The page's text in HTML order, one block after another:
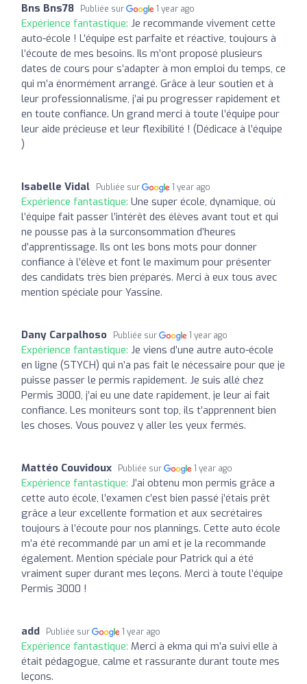
Bns Bns78 Publiée sur 1 year ago
Expérience fantastique: Je recommande vivement cette
auto-école ! L’équipe est parfaite et réactive, toujours à
l’écoute de mes besoins. Ils m’ont proposé plusieurs
dates de cours pour s’adapter à mon emploi du temps, ce
qui m’a énormément arrangé. Grâce à leur soutien et à
leur professionnalisme, j’ai pu progresser rapidement et
en toute confiance. Un grand merci à toute l’équipe pour
leur aide précieuse et leur flexibilité ! (Dédicace à l’équipe
)
Isabelle Vidal Publiée sur 1 year ago
Expérience fantastique: Une super école, dynamique, où
l’équipe fait passer l’intérêt des élèves avant tout et qui
ne pousse pas à la surconsommation d’heures
d’apprentissage. Ils ont les bons mots pour donner
confiance à l’élève et font le maximum pour présenter
des candidats très bien préparés. Merci à eux tous avec
mention spéciale pour Yassine.
Dany Carpalhoso Publiée sur 1 year ago
Expérience fantastique: Je viens d’une autre auto-école
en ligne (STYCH) qui n’a pas fait le nécessaire pour que je
puisse passer le permis rapidement. Je suis allé chez
Permis 3000, j’ai eu une date rapidement, je leur ai fait
confiance. Les moniteurs sont top, ils t’apprennent bien
les choses. Vous pouvez y aller les yeux fermés.
Mattéo Couvidoux Publiée sur 1 year ago
Expérience fantastique: J’ai obtenu mon permis grâce a
cette auto école, l’examen c’est bien passé j’étais prêt
grâce a leur excellente formation et aux secrétaires
toujours à l’écoute pour nos plannings. Cette auto école
m’a été recommandé par un ami et je la recommande
également. Mention spéciale pour Patrick qui a été
vraiment super durant mes leçons. Merci à toute l’équipe
Permis 3000 !
add Publiée sur 1 year ago
Expérience fantastique: Merci à ekma qui m’a suivi elle à
était pédagogue, calme et rassurante durant toute mes
leçons.